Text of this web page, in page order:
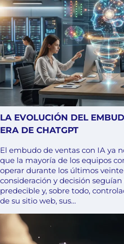
LA EVOLUCIÓN DEL
ERA DE CHATGPT
El embudo de ventas con IA ya
que la mayoría de los equipos
operar durante los últimos veinte
consideración y decisión
predecible y, sobre todo,
de su sitio web, sus…